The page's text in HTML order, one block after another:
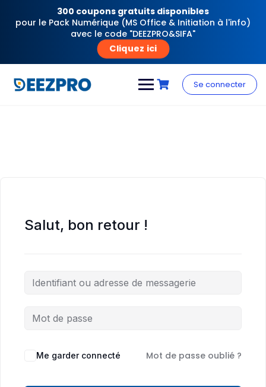
300 coupons gratuits disponibles
pour le Pack Numérique (MS Office & Initiation à l'info)
avec le code "DEEZPRO&SIFA"
Cliquez ici
content
Se connecter
Salut, bon retour !
Me garder connecté Mot de passe oublié ?